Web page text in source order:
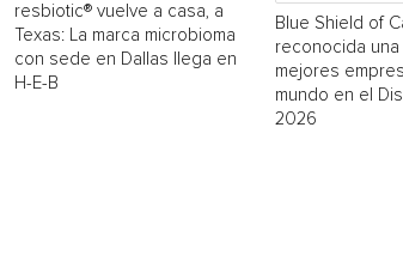
resbiotic® vuelve a casa, a
Texas: La marca microbioma
con sede en Dallas llega en
H-E-B
Blue Shield of
reconocida una
mejores
mundo en el
2026